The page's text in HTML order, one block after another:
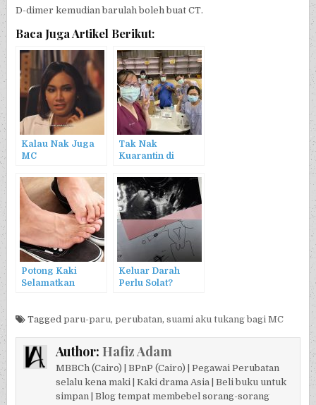
D-dimer kemudian barulah boleh buat CT.
Baca Juga Artikel Berikut:
Kalau Nak Juga
MC
Tak Nak
Kuarantin di
Masuk Hospital
Potong Kaki
Selamatkan
Keluar Darah
Perlu Solat?
Taggedparu-paru,perubatan,suami aku tukang bagi MC
Author: Hafiz Adam
MBBCh (Cairo) | BPnP (Cairo) | Pegawai Perubatan
selalu kena maki | Kaki drama Asia | Beli buku untuk
simpan | Blog tempat membebel sorang-sorang